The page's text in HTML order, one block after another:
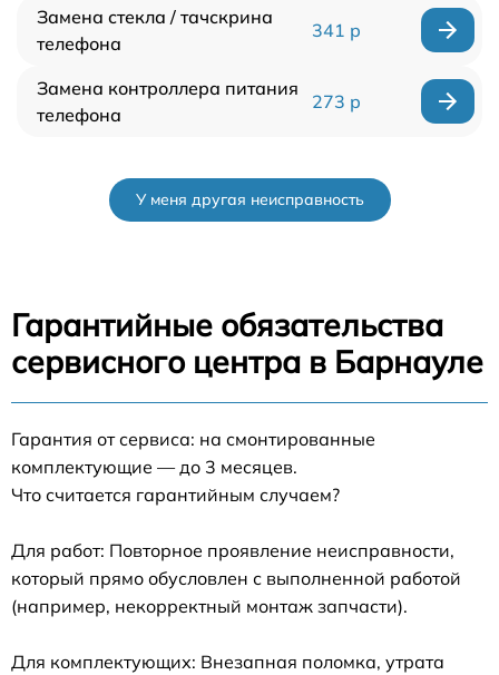
Замена стекла / тачскрина
телефона
341 р
Замена контроллера питания
телефона
273 р
У меня другая неисправность
Гарантийные обязательства
сервисного центра в Барнауле
Гарантия от сервиса: на смонтированные
комплектующие — до 3 месяцев.
Что считается гарантийным случаем?
Для работ: Повторное проявление неисправности,
который прямо обусловлен с выполненной работой
(например, некорректный монтаж запчасти).
Для комплектующих: Внезапная поломка, утрата